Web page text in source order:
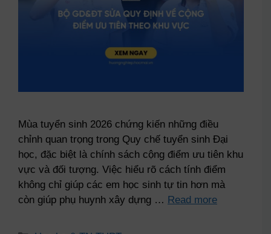
Mùa tuyển sinh 2026 chứng kiến những điều
chỉnh quan trọng trong Quy chế tuyển sinh Đại
học, đặc biệt là chính sách cộng điểm ưu tiên khu
vực và đối tượng. Việc hiểu rõ cách tính điểm
không chỉ giúp các em học sinh tự tin hơn mà
còn giúp phụ huynh xây dựng … Read more